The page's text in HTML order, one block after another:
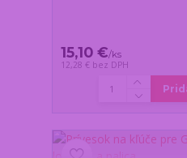
15,10 €/ks
12,28 € bez DPH